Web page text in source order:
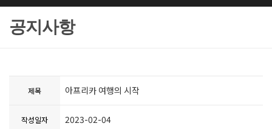
공지사항
제목 아프리카 여행의 시작
작성일자 2023-02-04